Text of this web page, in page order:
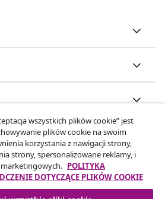
wszystkich plików cookie” jest
plików cookie na swoim
korzystania z nawigacji strony,
strony, spersonalizowane reklamy, i
marketingowych. POLITYKA
DOTYCZĄCE PLIKÓW COOKIE